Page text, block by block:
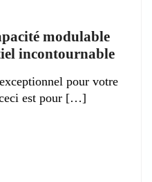
modulable
incontournable
pour votre
est pour